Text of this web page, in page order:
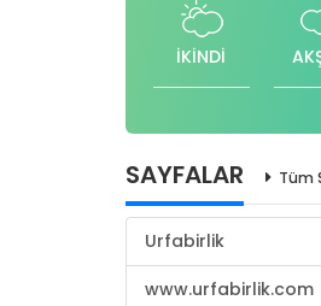
İKİNDİ
SAYFALAR Tüm
Urfabirlik
www.urfabirlik.com